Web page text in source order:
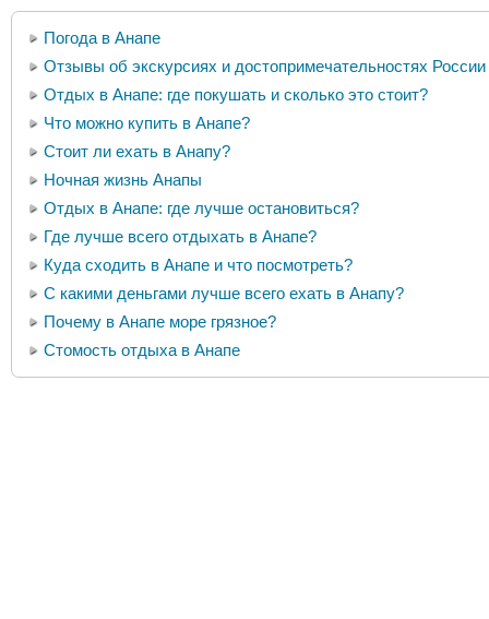
Погода в Анапе
Отзывы об экскурсиях и достопримечательностях России
Отдых в Анапе: где покушать и сколько это стоит?
Что можно купить в Анапе?
Стоит ли ехать в Анапу?
Ночная жизнь Анапы
Отдых в Анапе: где лучше остановиться?
Где лучше всего отдыхать в Анапе?
Куда сходить в Анапе и что посмотреть?
С какими деньгами лучше всего ехать в Анапу?
Почему в Анапе море грязное?
Стомость отдыха в Анапе